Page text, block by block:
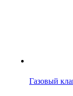
Газовый